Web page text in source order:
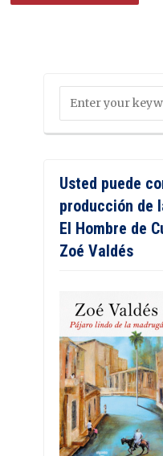
Usted puede
producción de
El Hombre de
Zoé Valdés